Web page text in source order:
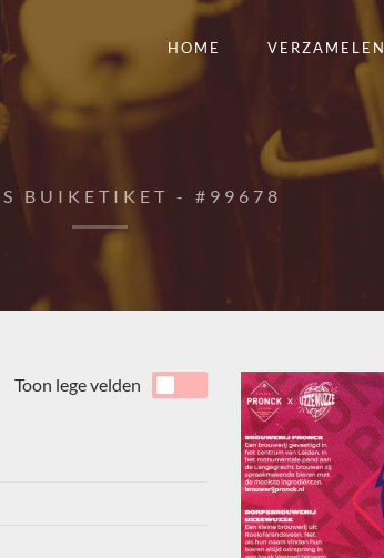
HOME VERZAMELEN
BUIKETIKET - #99678
Toon lege velden